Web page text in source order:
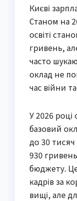
Києві
Станом на
освіті
гривень,
часто
оклад не
час війни
У 2026 році
базовий
до 30
930
бюджету.
кадрів за
вищі, але